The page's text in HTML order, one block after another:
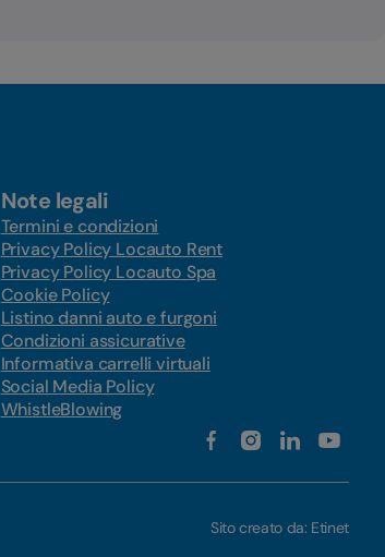
Note legali
Termini e condizioni
Privacy Policy Locauto Rent
Privacy Policy Locauto Spa
Cookie Policy
Listino danni auto e furgoni
Condizioni assicurative
Informativa carrelli virtuali
Social Media Policy
WhistleBlowing
Sito creato da: Etinet